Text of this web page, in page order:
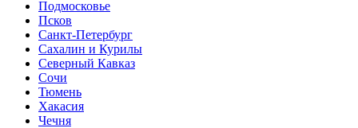
Подмосковье
Псков
Санкт-Петербург
Сахалин и Курилы
Северный Кавказ
Сочи
Тюмень
Хакасия
Чечня